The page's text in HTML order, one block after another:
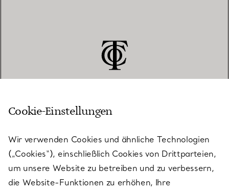
KUNDENSERVICE
SERVICES
Cookie-Einstellungen
Wir verwenden Cookies und ähnliche Technologien
(„Cookies“), einschließlich Cookies von Drittparteien,
um unsere Website zu betreiben und zu verbessern,
die Website-Funktionen zu erhöhen, Ihre